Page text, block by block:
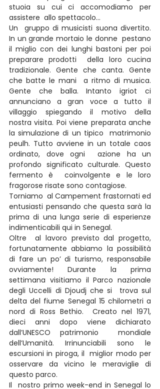
stuoia su cui ci accomodiamo per
assistere  allo spettacolo…
Un  gruppo di musicisti suona divertito.
In un grande mortaio le donne  pestano
il miglio con dei lunghi bastoni per poi
preparare prodotti  della loro cucina
tradizionale. Gente che canta. Gente
che batte le mani  a ritmo di musica.
Gente che balla. Intanto igriot ci
annunciano a gran voce a tutto il
villaggio spiegando il motivo della
nostra visita. Poi viene preparata anche
la simulazione di un tipico  matrimonio
peulh. Tutto avviene in un totale caos
ordinato, dove ogni  azione ha un
profondo significato culturale. Questo
fermento è  coinvolgente e le loro
fragorose risate sono contagiose.
Torniamo  al Campement frastornati ed
entusiasti pensando che questa sarà la
prima di una lunga serie di esperienze
indimenticabili qui in Senegal.
Oltre  al lavoro previsto dal progetto,
fortunatamente abbiamo la possibilità
di fare un po’ di turismo, responsabile
ovviamente! Durante la prima
settimana visitiamo il Parco nazionale
degli Uccelli di Djoudj che si  trova sul
delta del fiume Senegal 15 chilometri a
nord di Ross Bethio.  Creato nel 1971,
dieci anni dopo viene dichiarato
dall’UNESCO patrimonio  mondiale
dell’Umanità. Irrinunciabili sono le
escursioni in piroga, il  miglior modo per
osservare da vicino le meraviglie di
questo parco.
Il  nostro primo week-end in Senegal lo